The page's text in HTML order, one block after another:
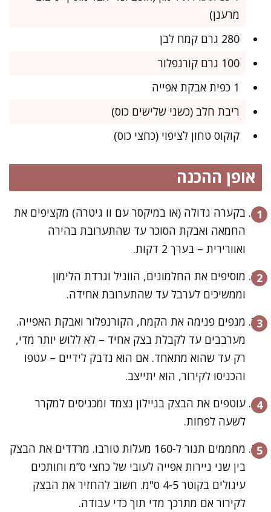
מרענן)
280 גרם קמח לבן
100 גרם קורנפלור
1 כפית אבקת אפייה
ריבת חלב (כשני שלישים כוס)
קוקוס טחון לציפוי (כחצי כוס)
אופן ההכנה
בקערה גדולה (או במיקסר עם וו גיטרה) מקציפים את
החמאה ואבקת הסוכר עד שהתערובת בהירה
ואוורירית – בערך 2 דקות.
מוסיפים את החלמונים, הווניל וגרדת הלימון
וממשיכים לערבל עד שהתערובת אחידה.
מנפים פנימה את הקמח, הקורנפלור ואבקת האפייה.
מערבבים עד לקבלת בצק אחיד – לא ללוש יותר מדי,
רק עד שהוא מתאחד. אם הוא נדבק לידיים – עטפו
והכניסו לקירור, הוא יתייצב.
עוטפים את הבצק בניילון נצמד ומכניסים למקרר
לשעה לפחות.
מחממים תנור ל-160 מעלות טורבו. מרדדים את הבצק
בין שני ניירות אפייה לעובי של כחצי ס”מ וחותכים
עיגולים בקוטר 4-5 ס"מ. חשוב להחזיר את הבצק
לקירור אם מתרכך מדי תוך כדי עבודה.